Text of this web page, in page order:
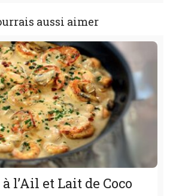
aussi aimer
l’Ail et Lait de Coco